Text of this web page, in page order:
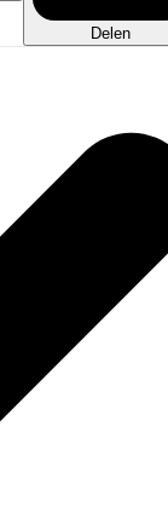
Delen